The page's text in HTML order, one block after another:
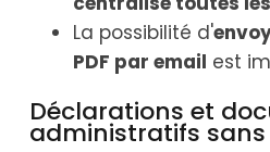
La possibilité d'
PDF par email est
Déclarations et
administratifs